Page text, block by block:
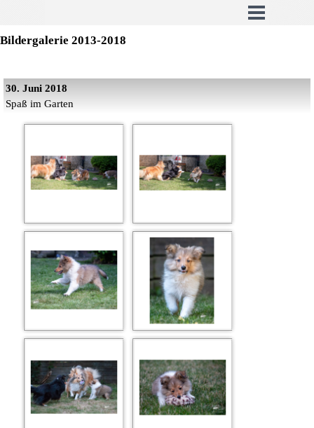
Bildergalerie 2013-2018
30. Juni 2018
Spaß im Garten